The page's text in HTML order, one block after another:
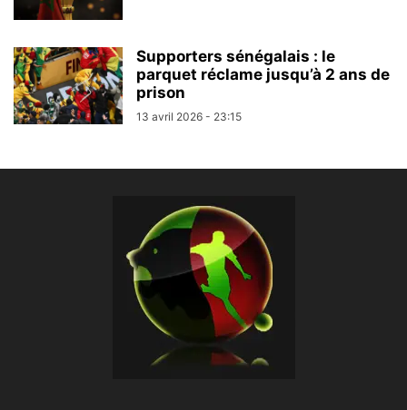
Supporters sénégalais : le
parquet réclame jusqu’à 2 ans de
prison
13 avril 2026 - 23:15